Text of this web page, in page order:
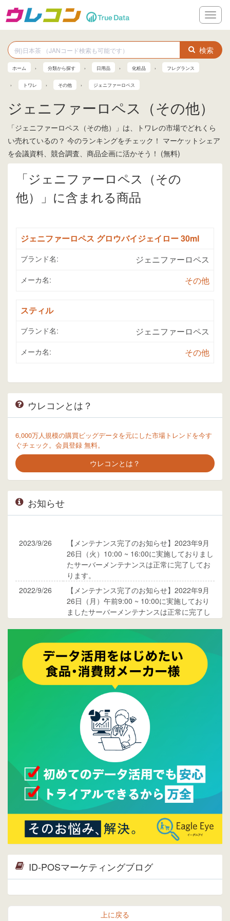
メ
ニ
ー
検索
ホーム 分類から探す 日用品 化粧品 フレグランス
トワレ その他 ジェニファーロペス
ジェニファーロペス（その他）
「ジェニファーロペス（その他）」は、トワレの市場でどれくら
い売れているの？ 今のランキングをチェック！ マーケットシェア
を会議資料、競合調査、商品企画に活かそう！ (無料)
「ジェニファーロペス（その
他）」に含まれる商品
ジェニファーロペス グロウバイジェイロー 30ml
ブランド名: ジェニファーロペス
メーカ名: その他
スティル
ブランド名: ジェニファーロペス
メーカ名: その他
ウレコンとは？
6,000万人規模の購買ビッグデータを元にした市場トレンドを今す
ぐチェック。会員登録 無料。
ウレコンとは？
お知らせ
2023/9/26
【メンテナンス完了のお知らせ】2023年9月
26日（火）10:00 ~ 16:00に実施しておりまし
たサーバーメンテナンスは正常に完了してお
ります。
2022/9/26
【メンテナンス完了のお知らせ】2022年9月
26日（月）午前9:00 ~ 10:00に実施しており
ましたサーバーメンテナンスは正常に完了し
ご覧ください。
2015/10/19
ウレコンのサイト機能を大幅バージョンアッ
プ。詳細はこちら。⇒告知ページへ
2015/09/28
ウレコンが機能拡充し、サイトリニューアル
しました。⇒
ウレコンFacebook
Facebookページを開設しました。詳細は
ら。
ウレコンサイトリリースしました。
ID-POSマーケティングブログ
上に戻る